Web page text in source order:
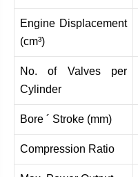
Engine Displacement
(cm³)
No. of Valves per
Cylinder
Bore ´ Stroke (mm)
Compression Ratio